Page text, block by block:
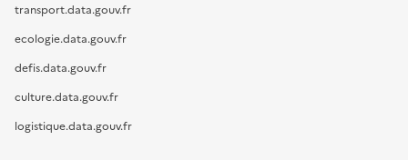
transport.data.gouv.fr
ecologie.data.gouv.fr
defis.data.gouv.fr
culture.data.gouv.fr
logistique.data.gouv.fr